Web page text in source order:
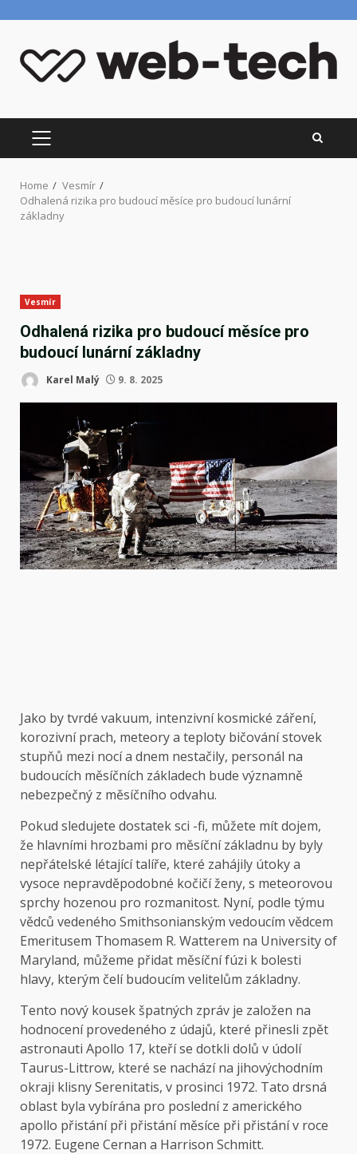
content
PRIMARY
MENU
Home
Vesmír
Odhalená rizika pro budoucí měsíce pro budoucí lunární
základny
Vesmír
Odhalená rizika pro budoucí měsíce pro
budoucí lunární základny
Karel Malý 9. 8. 2025
Jako by tvrdé vakuum, intenzivní kosmické záření,
korozivní prach, meteory a teploty bičování stovek
stupňů mezi nocí a dnem nestačily, personál na
budoucích měsíčních základech bude významně
nebezpečný z měsíčního odvahu.
Pokud sledujete dostatek sci -fi, můžete mít dojem,
že hlavními hrozbami pro měsíční základnu by byly
nepřátelské létající talíře, které zahájily útoky a
vysoce nepravděpodobné kočičí ženy, s meteorovou
sprchy hozenou pro rozmanitost. Nyní, podle týmu
vědců vedeného Smithsonianským vedoucím vědcem
Emeritusem Thomasem R. Watterem na University of
Maryland, můžeme přidat měsíční fúzi k bolesti
hlavy, kterým čelí budoucím velitelům základny.
Tento nový kousek špatných zpráv je založen na
hodnocení provedeného z údajů, které přinesli zpět
astronauti Apollo 17, kteří se dotkli dolů v údolí
Taurus-Littrow, které se nachází na jihovýchodním
okraji klisny Serenitatis, v prosinci 1972. Tato drsná
oblast byla vybírána pro poslední z amerického
apollo přistání při přistání měsíce při přistání v roce
1972. Eugene Cernan a Harrison Schmitt.